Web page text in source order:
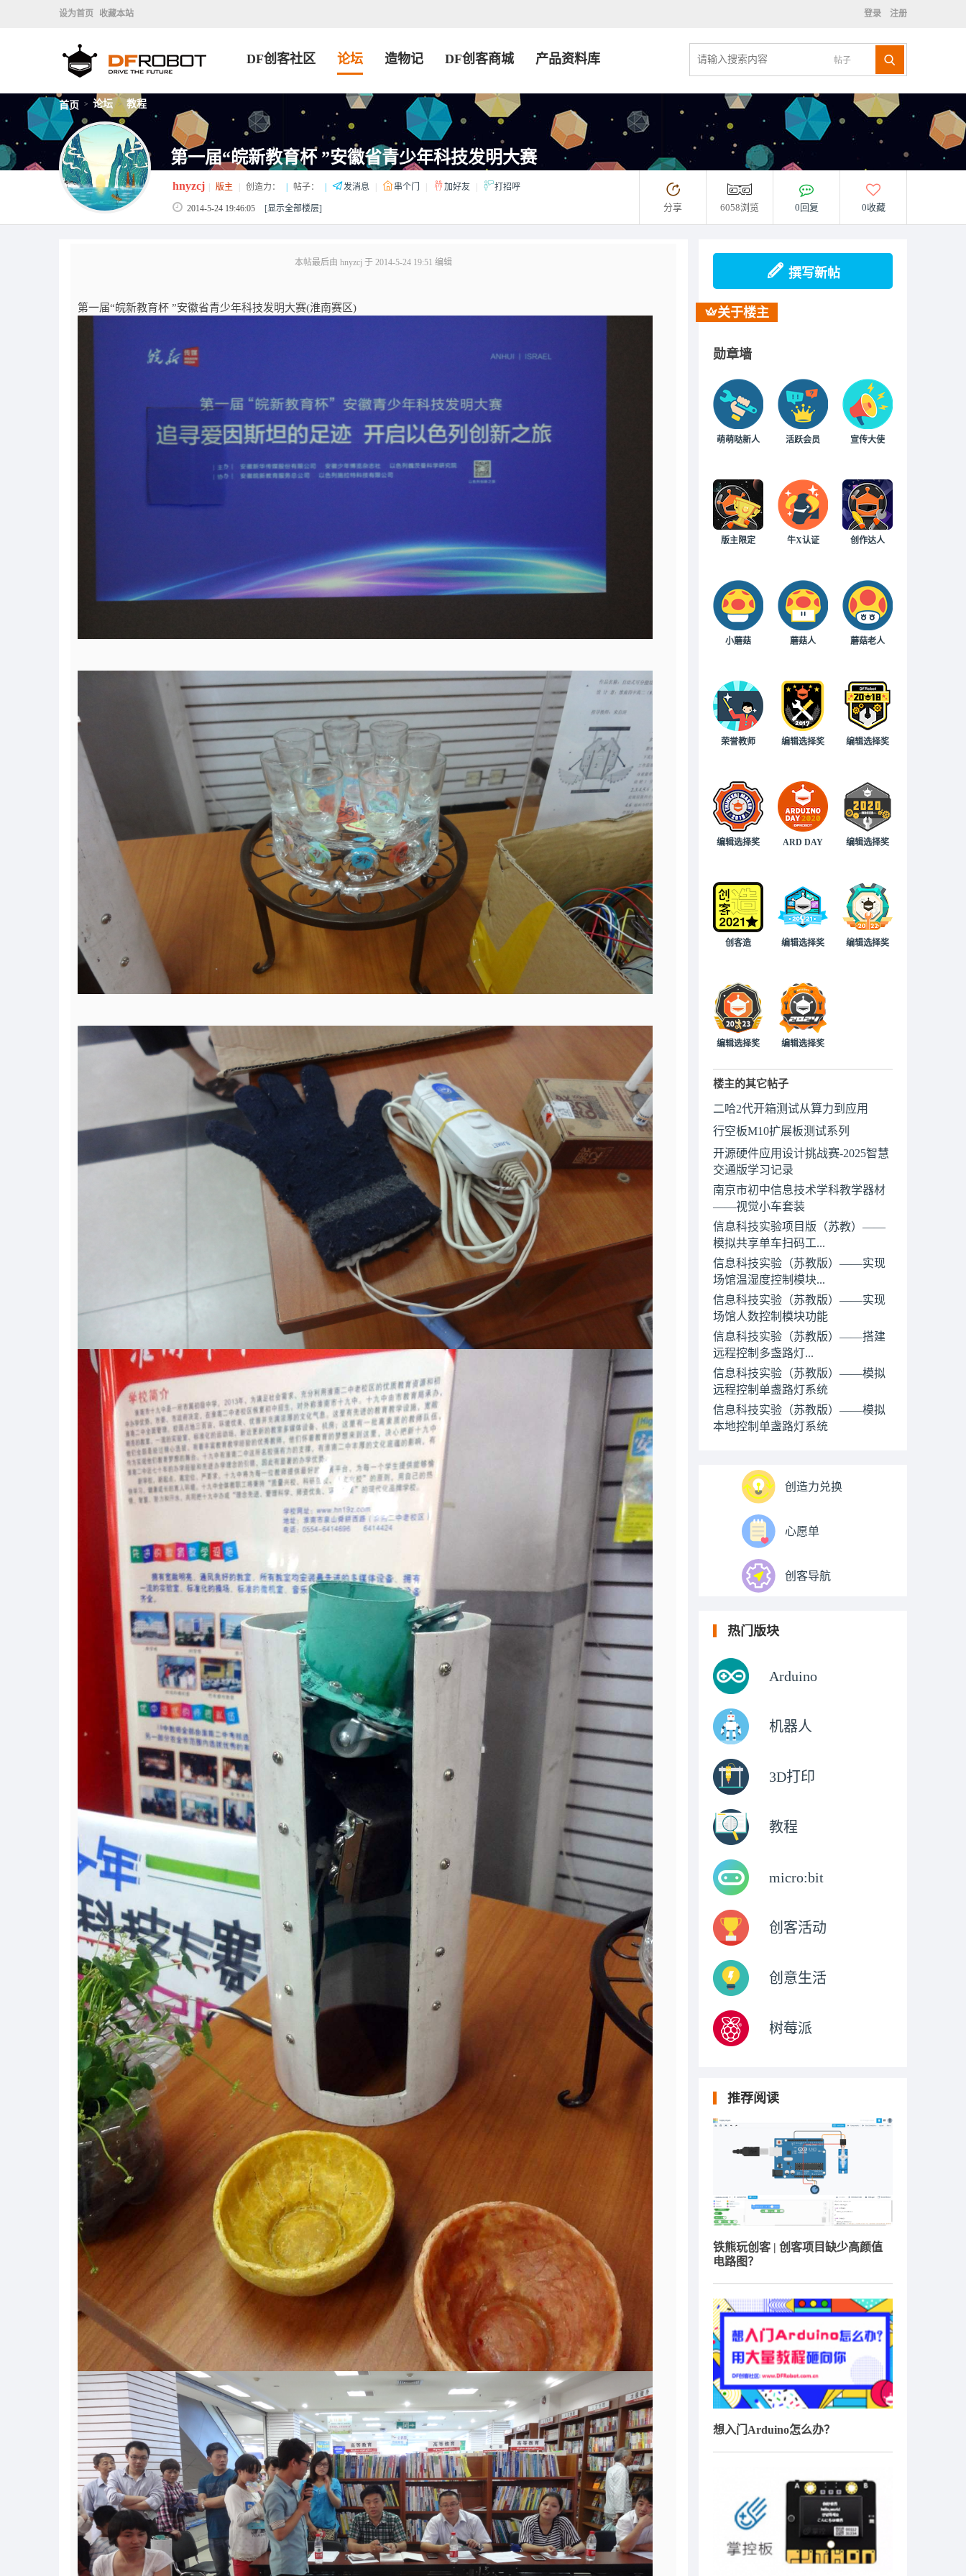
设为首页 收藏本站 登录 注册
帖子
DF创客社区 论坛 造物记 DF创客商城 产品资料库
首页 > 论坛 > 教程
第一届“皖新教育杯 ”安徽省青少年科技发明大赛
hnyzcj 版主 创造力： 帖子： 发消息 串个门 加好友 打招呼
2014-5-24 19:46:05 [显示全部楼层] 分享 6058浏览 0回复 0收藏
本帖最后由 hnyzcj 于 2014-5-24 19:51 编辑
第一届“皖新教育杯 ”安徽省青少年科技发明大赛(淮南赛区)
撰写新帖
关于楼主
勋章墙
萌萌哒新人 活跃会员 宣传大使
版主限定 牛X认证 创作达人
小蘑菇 蘑菇人 蘑菇老人
荣誉教师 编辑选择奖 编辑选择奖
编辑选择奖 ARD DAY 编辑选择奖
创客造 编辑选择奖 编辑选择奖
编辑选择奖 编辑选择奖
楼主的其它帖子
二哈2代开箱测试从算力到应用
行空板M10扩展板测试系列
开源硬件应用设计挑战赛-2025智慧
交通版学习记录
南京市初中信息技术学科教学器材
——视觉小车套装
信息科技实验项目版（苏教）——
模拟共享单车扫码工...
信息科技实验（苏教版）——实现
场馆温湿度控制模块...
信息科技实验（苏教版）——实现
场馆人数控制模块功能
信息科技实验（苏教版）——搭建
远程控制多盏路灯...
信息科技实验（苏教版）——模拟
远程控制单盏路灯系统
信息科技实验（苏教版）——模拟
本地控制单盏路灯系统
创造力兑换
心愿单
创客导航
热门版块
Arduino
机器人
3D打印
教程
micro:bit
创客活动
创意生活
树莓派
推荐阅读
铁熊玩创客 | 创客项目缺少高颜值
电路图？
想入门Arduino怎么办？